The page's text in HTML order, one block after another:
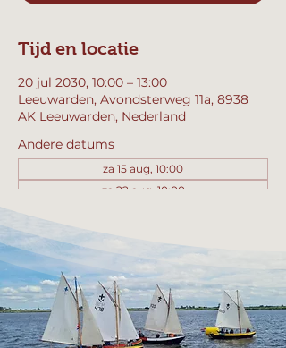
Tijd en locatie
20 jul 2030, 10:00 – 13:00
Leeuwarden, Avondsterweg 11a, 8938
AK Leeuwarden, Nederland
Andere datums
za 15 aug, 10:00
za 22 aug, 10:00
Bekijk alle 357 datums
Meld mij aan!